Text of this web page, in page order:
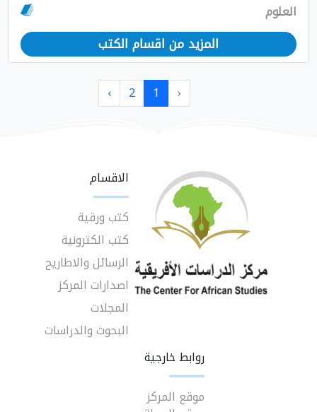
العلوم
المزيد من اقسام الكتب
‹
1
2
›
الاقسام
كتب ورقية
كتب الكترونية
الرسائل والاطاريح
اصدارات المركز
المجلات
البحوث والدراسات
روابط خارجية
موقع المركز